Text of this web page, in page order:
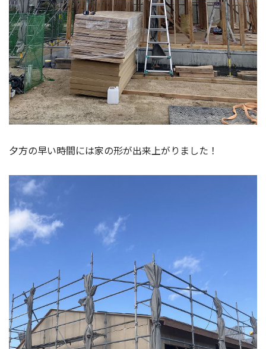
夕方の早い時間には家の形が出来上がりました！